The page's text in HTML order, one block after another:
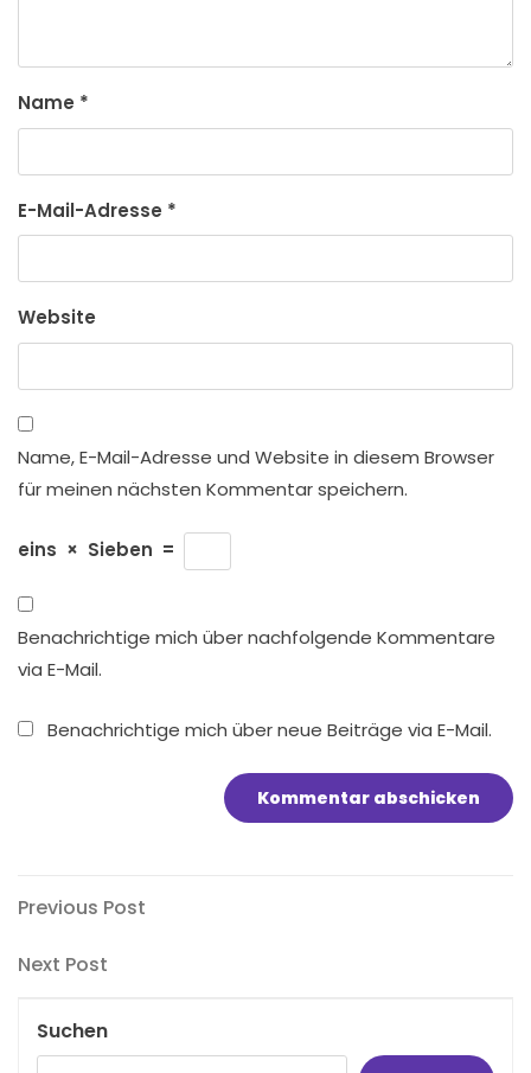
Name *
E-Mail-Adresse *
Website
Name, E-Mail-Adresse und Website in diesem Browser
für meinen nächsten Kommentar speichern.
eins × Sieben =
Benachrichtige mich über nachfolgende Kommentare
via E-Mail.
Benachrichtige mich über neue Beiträge via E-Mail.
Beitragsnavigation
Previous
Previous Post
Next
Next Post
Suchen